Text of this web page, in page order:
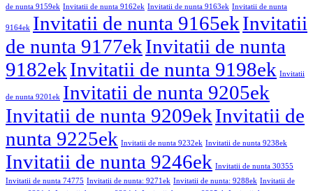
de nunta 9159ek Invitatii de nunta 9162ek Invitatii de nunta 9163ek Invitatii de nunta
9164ek Invitatii de nunta 9165ekInvitatii
de nunta 9177ekInvitatii de nunta
9182ekInvitatii de nunta 9198ek Invitatii
de nunta 9201ek Invitatii de nunta 9205ek
Invitatii de nunta 9209ekInvitatii de
nunta 9225ek Invitatii de nunta 9232ek Invitatii de nunta 9238ek
Invitatii de nunta 9246ek Invitatii de nunta 30355
Invitatii de nunta 74775 Invitatii de nunta: 9271ek Invitatii de nunta: 9288ek Invitatii de